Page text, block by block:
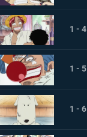
1 - 4
1 - 5
1 - 6